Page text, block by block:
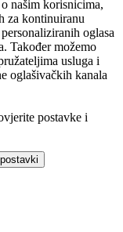
našim korisnicima,
za kontinuiranu
oglasa
Također možemo
usluga i
oglašivačkih kanala
postavke i